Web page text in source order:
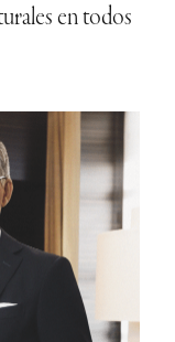
en todos